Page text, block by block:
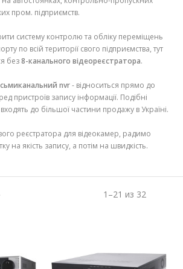
пром. підприємств.
систему контролю та обліку переміщень
по всій території свого підприємства, тут
без8-канального відеореєстратора.
nvr- відноситься прямо до
пристроїв запису інформації. Подібні
до більшої частини продажу в Україні.
реєстратора для відеокамер, радимо
на якість запису, а потім на швидкість.
1 –21 из 32